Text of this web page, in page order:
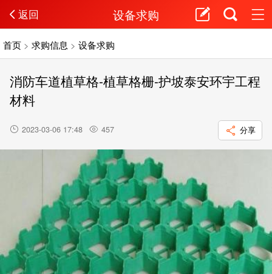
返回 设备求购
首页 >求购信息 >设备求购
消防车道植草格-植草格栅-护坡泰安环宇工程
材料
2023-03-06 17:48 457 分享